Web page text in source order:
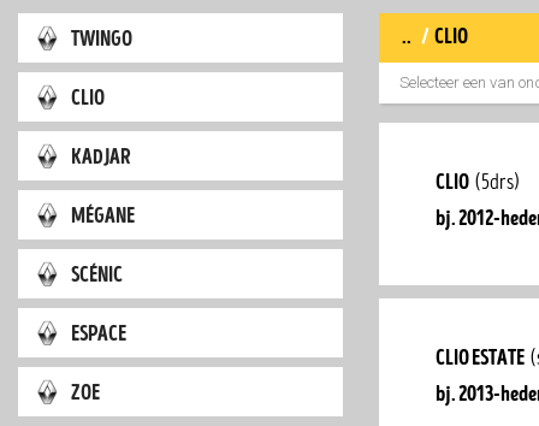
twingo
clio
kadjar
mégane
scénic
espace
zoe
.. / clio
Selecteer een van
clio (5drs)
bj. 2012-
clio estate
bj. 2013-